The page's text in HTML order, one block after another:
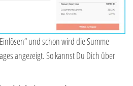
und schon wird die Summe
angezeigt. So kannst Du Dich über